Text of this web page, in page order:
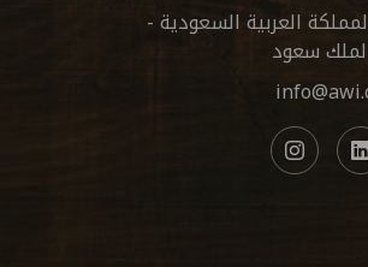
العربية السعودية -
سعود